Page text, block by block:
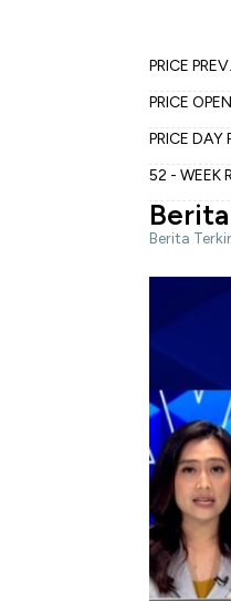
PRICE
PRICE OPEN
PRICE DAY
52 - WEEK
Berita